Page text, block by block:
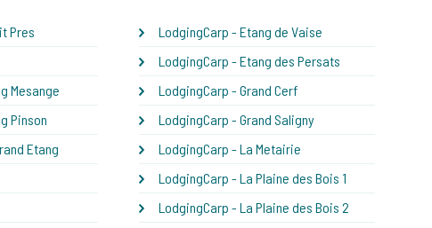
Pres
Mesange
Pinson
Etang
LodgingCarp - Etang de Vaise
LodgingCarp - Etang des Persats
LodgingCarp - Grand Cerf
LodgingCarp - Grand Saligny
LodgingCarp - La Metairie
LodgingCarp - La Plaine des Bois 1
LodgingCarp - La Plaine des Bois 2